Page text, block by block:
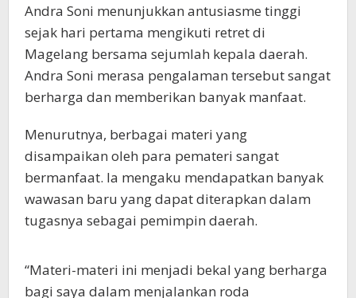
Andra Soni menunjukkan antusiasme tinggi
sejak hari pertama mengikuti retret di
Magelang bersama sejumlah kepala daerah.
Andra Soni merasa pengalaman tersebut sangat
berharga dan memberikan banyak manfaat.
Menurutnya, berbagai materi yang
disampaikan oleh para pemateri sangat
bermanfaat. Ia mengaku mendapatkan banyak
wawasan baru yang dapat diterapkan dalam
tugasnya sebagai pemimpin daerah.
“Materi-materi ini menjadi bekal yang berharga
bagi saya dalam menjalankan roda